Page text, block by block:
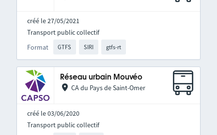
créé le 27/05/2021
Format GTFS SIRI gtfs-rt
Transport public collectif
Réseau urbain Mouvéo
CA du Pays de Saint-Omer
créé le 03/06/2020
Transport public collectif